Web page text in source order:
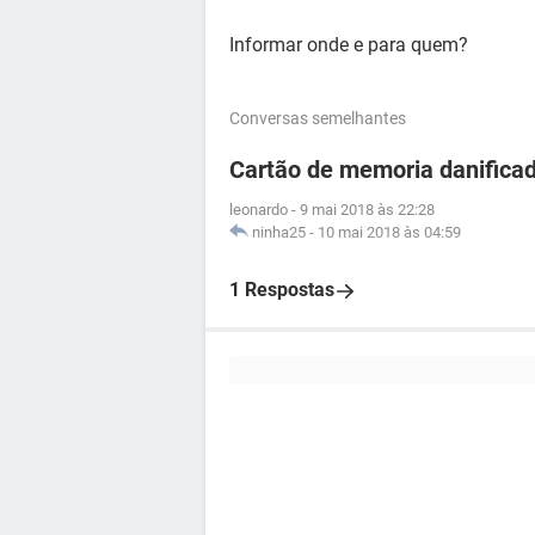
Informar onde e para quem?
Conversas semelhantes
Cartão de memoria
leonardo - 9 mai 2018 às 22:28
ninha25 - 10 mai 2018 às 04:59
1 Respostas